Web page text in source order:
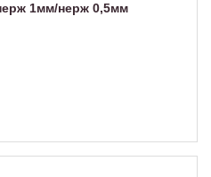
1мм/нерж 0,5мм